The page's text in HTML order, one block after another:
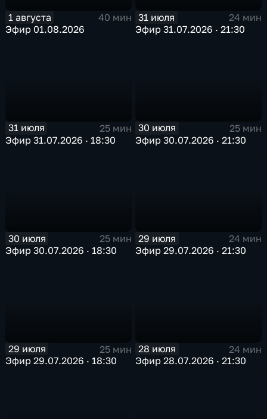
1 августа
40 мин
Эфир 01.08.2026
31 июля
24 мин
Эфир 31.07.2026 · 21:30
31 июля
25 мин
Эфир 31.07.2026 · 18:30
30 июля
25 мин
Эфир 30.07.2026 · 21:30
30 июля
25 мин
Эфир 30.07.2026 · 18:30
29 июля
24 мин
Эфир 29.07.2026 · 21:30
29 июля
25 мин
Эфир 29.07.2026 · 18:30
28 июля
24 мин
Эфир 28.07.2026 · 21:30